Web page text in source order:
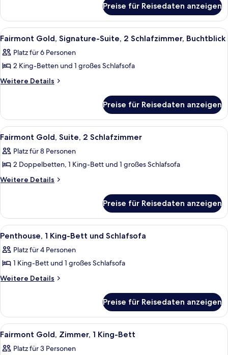
Bett
und
Schlafsofa,
Buchtblick
anzeigen
Gold,
Signature-
Suite,
Bett
und
Buchtblick
Preise für Reisedaten anzeigen
Alle
Fotos
für
Fairmont
Gold,
2 Schlafzimmer,
Buchtblick
anzeigen
Ein Hotelzimmer mit einer Couch,
11
Fairmont Gold, Signature-Suite, 2 Schlafzimmer, Buchtblick
Platz für 6 Personen
2 King-Betten und 1 großes Schlafsofa
Weitere Details
Weitere
Gold,
Signature-
Suite,
Buchtblick
Preise für Reisedaten anzeigen
Alle
Fotos
für
Fairmont
Gold,
anzeigen
Ein modernes Badezimmer mit
1
Fairmont Gold, Suite, 2 Schlafzimmer
Platz für 8 Personen
2 Doppelbetten, 1 King-Bett und 1 großes Schlafsofa
Weitere Details
Weitere
Gold,
Suite,
2 Schlafzimmer
Preise für Reisedaten anzeigen
Alle
Fotos
für
Penthouse,
1 King-
Schlafsofa
anzeigen
Ein Hotelzimmer mit Sofa,
5
Penthouse, 1 King-Bett und Schlafsofa
Platz für 4 Personen
1 King-Bett und 1 großes Schlafsofa
Weitere Details
Weitere
1 King-
Bett
und
Preise für Reisedaten anzeigen
Alle
Fotos
für
Ein Hotelzimmer mit einem großen
2
Fairmont Gold, Zimmer, 1 King-Bett
Platz für 3 Personen